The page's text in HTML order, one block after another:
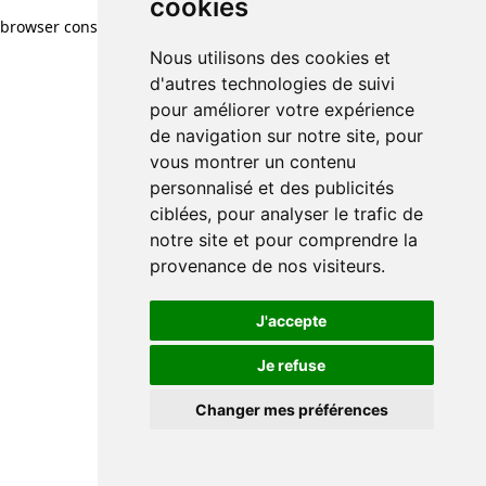
cookies
Nous utilisons des cookies et
d'autres technologies de suivi
pour améliorer votre expérience
de navigation sur notre site, pour
vous montrer un contenu
personnalisé et des publicités
ciblées, pour analyser le trafic de
notre site et pour comprendre la
provenance de nos visiteurs.
J'accepte
Je refuse
Changer mes préférences
browser console for more information)